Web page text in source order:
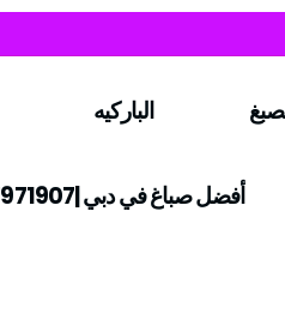
الباركيه
أفضل صباغ في دبي |0547971907